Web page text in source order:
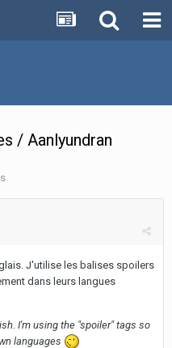
/ Aanlyundran
J'utilise les balises spoilers
dans leurs langues
I'm using the "spoiler" tags so
languages